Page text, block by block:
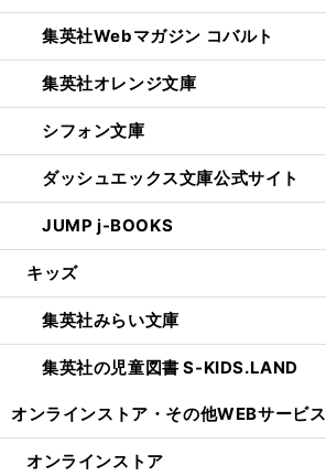
集英社Webマガジン コバルト
集英社オレンジ文庫
シフォン文庫
ダッシュエックス文庫公式サイト
JUMP j-BOOKS
キッズ
集英社みらい文庫
集英社の児童図書 S-KIDS.LAND
オンラインストア・ その他WEBサービス
オンラインストア